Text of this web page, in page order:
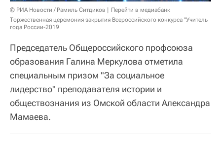
© РИА Новости / Рамиль Ситдиков
Перейти в медиабанк
Торжественная церемония закрытия Всероссийского конкурса "Учитель
года России-2019
Председатель Общероссийского профсоюза
образования Галина Меркулова отметила
специальным призом "За социальное
лидерство" преподавателя истории и
обществознания из Омской области Александра
Мамаева.